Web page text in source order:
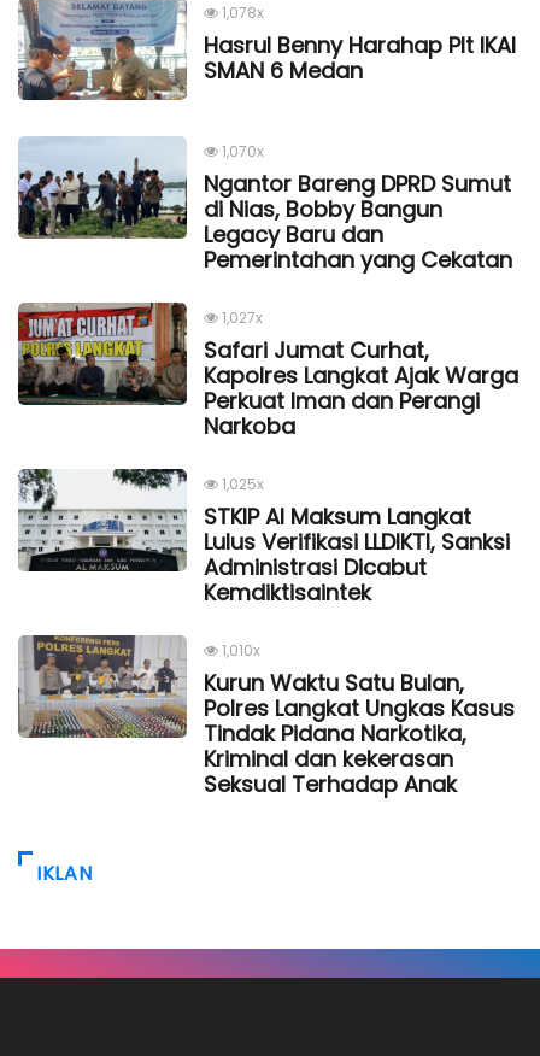
1,078x
Hasrul Benny Harahap Plt IKAl
SMAN 6 Medan
1,070x
Ngantor Bareng DPRD Sumut
di Nias, Bobby Bangun
Legacy Baru dan
Pemerintahan yang Cekatan
1,027x
Safari Jumat Curhat,
Kapolres Langkat Ajak Warga
Perkuat Iman dan Perangi
Narkoba
1,025x
STKIP Al Maksum Langkat
Lulus Verifikasi LLDIKTI, Sanksi
Administrasi Dicabut
Kemdiktisaintek
1,010x
Kurun Waktu Satu Bulan,
Polres Langkat Ungkas Kasus
Tindak Pidana Narkotika,
Kriminal dan kekerasan
Seksual Terhadap Anak
IKLAN